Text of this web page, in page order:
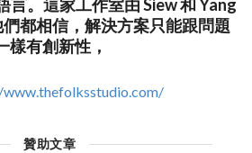
言。這家工作室由 Siew 和 Yang
都相信，解決方案只能跟問題
樣有創新性，
贊助文章